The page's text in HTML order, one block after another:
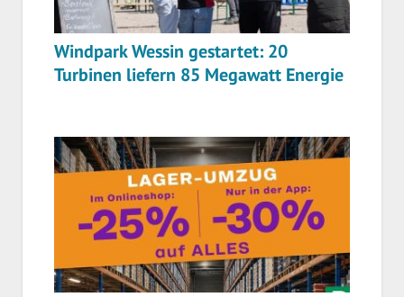
Windpark Wessin gestartet: 20
Turbinen liefern 85 Megawatt Energie